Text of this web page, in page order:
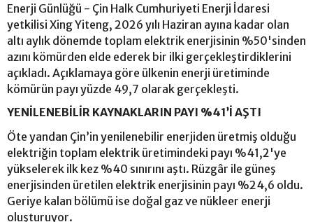
Enerji Günlüğü - Çin Halk Cumhuriyeti Enerji İdaresi
yetkilisi Xing Yiteng, 2026 yılı Haziran ayına kadar olan
altı aylık dönemde toplam elektrik enerjisinin %50'sinden
azını kömürden elde ederek bir ilki gerçekleştirdiklerini
açıkladı. Açıklamaya göre ülkenin enerji üretiminde
kömürün payı yüzde 49,7 olarak gerçekleşti.
YENİLENEBİLİR KAYNAKLARIN PAYI %41’İ AŞTI
Öte yandan Çin’in yenilenebilir enerjiden üretmiş olduğu
elektriğin toplam elektrik üretimindeki payı %41,2'ye
yükselerek ilk kez %40 sınırını aştı. Rüzgâr ile güneş
enerjisinden üretilen elektrik enerjisinin payı %24,6 oldu.
Geriye kalan bölümü ise doğal gaz ve nükleer enerji
oluşturuyor.